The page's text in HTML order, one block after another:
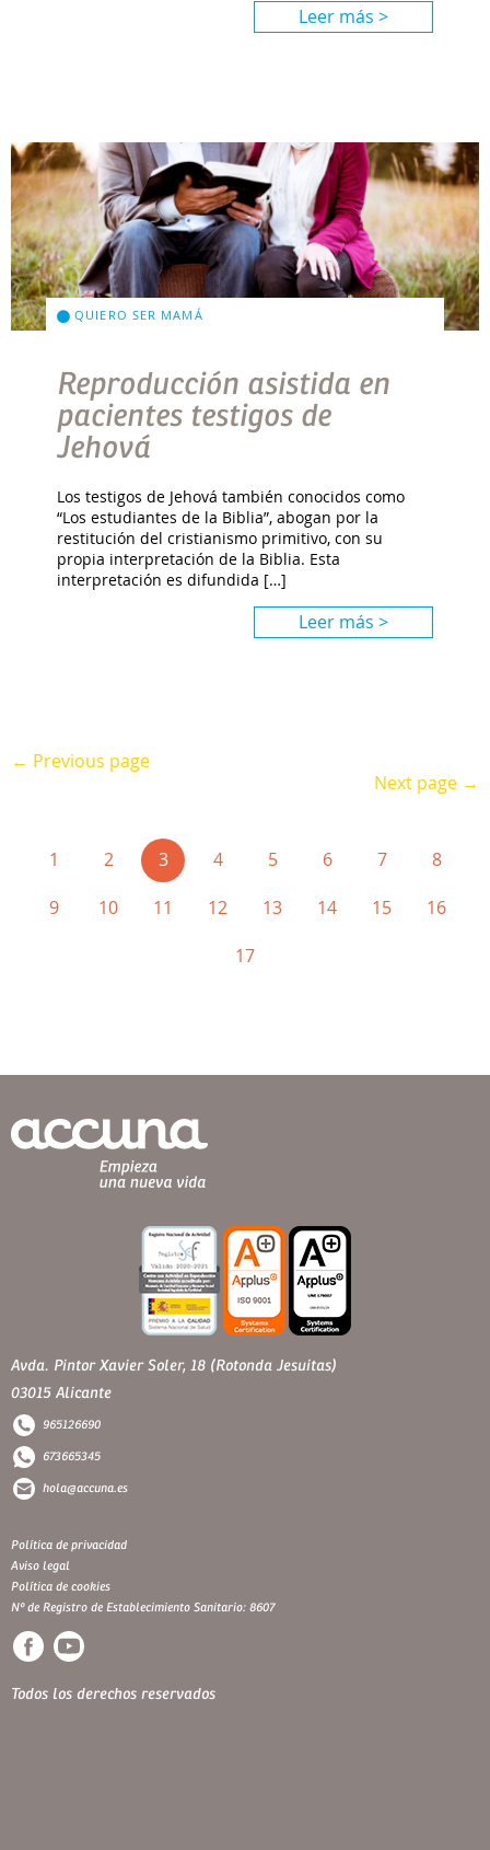
Leer más >
QUIERO SER MAMÁ
Reproducción asistida en
pacientes testigos de
Jehová
Los testigos de Jehová también conocidos como
“Los estudiantes de la Biblia”, abogan por la
restitución del cristianismo primitivo, con su
propia interpretación de la Biblia. Esta
interpretación es difundida […]
Leer más >
← Previous page
Next page →
1 2 3(current)
4 5 6 7
8
9
10 11 12 13 14 15
16
17
Avda. Pintor Xavier Soler, 18 (Rotonda Jesuitas)
03015 Alicante
965126690
673665345
hola@accuna.es
Política de privacidad
Aviso legal
Política de cookies
Nº de Registro de Establecimiento Sanitario: 8607
Todos los derechos reservados